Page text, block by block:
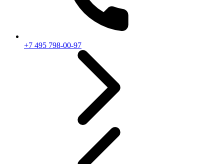
+7 495 798-00-97